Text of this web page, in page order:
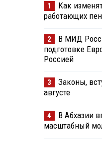
1
Как
работающих
2
В МИД
подготовке
Россией
3
Законы,
августе
4
В Абхазии
масштабный